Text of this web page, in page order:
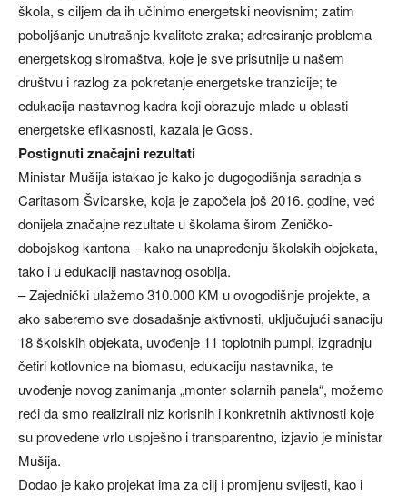
škola, s ciljem da ih učinimo energetski neovisnim; zatim
poboljšanje unutrašnje kvalitete zraka; adresiranje problema
energetskog siromaštva, koje je sve prisutnije u našem
društvu i razlog za pokretanje energetske tranzicije; te
edukacija nastavnog kadra koji obrazuje mlade u oblasti
energetske efikasnosti, kazala je Goss.
Postignuti značajni rezultati
Ministar Mušija istakao je kako je dugogodišnja saradnja s
Caritasom Švicarske, koja je započela još 2016. godine, već
donijela značajne rezultate u školama širom Zeničko-
dobojskog kantona – kako na unapređenju školskih objekata,
tako i u edukaciji nastavnog osoblja.
– Zajednički ulažemo 310.000 KM u ovogodišnje projekte, a
ako saberemo sve dosadašnje aktivnosti, uključujući sanaciju
18 školskih objekata, uvođenje 11 toplotnih pumpi, izgradnju
četiri kotlovnice na biomasu, edukaciju nastavnika, te
uvođenje novog zanimanja „monter solarnih panela“, možemo
reći da smo realizirali niz korisnih i konkretnih aktivnosti koje
su provedene vrlo uspješno i transparentno, izjavio je ministar
Mušija.
Dodao je kako projekat ima za cilj i promjenu svijesti, kao i